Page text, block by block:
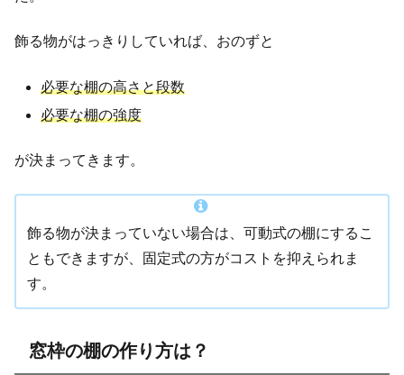
飾る物がはっきりしていれば、おのずと
必要な棚の高さと段数
必要な棚の強度
が決まってきます。
飾る物が決まっていない場合は、可動式の棚にするこ
ともできますが、固定式の方がコストを抑えられま
す。
窓枠の棚の作り方は？